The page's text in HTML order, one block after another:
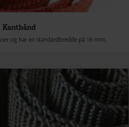
Kantbånd
og har en standardbredde på 16 mm.